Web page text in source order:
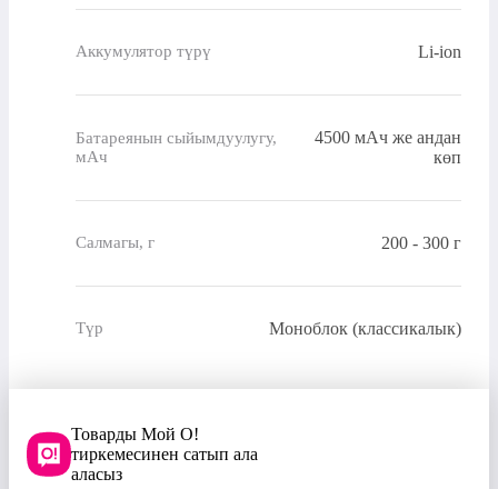
Аккумулятор түрү Li-ion
Батареянын сыйымдуулугу,
мАч
4500 мАч же андан
көп
Салмагы, г 200 - 300 г
Түр Моноблок (классикалык)
Товарды Мой О!
тиркемесинен сатып ала
аласыз